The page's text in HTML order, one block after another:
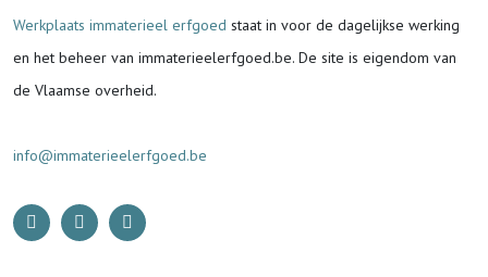
Werkplaats immaterieel erfgoed staat in voor de dagelijkse werking
en het beheer van immaterieelerfgoed.be. De site is eigendom van
de Vlaamse overheid.
info@immaterieelerfgoed.be